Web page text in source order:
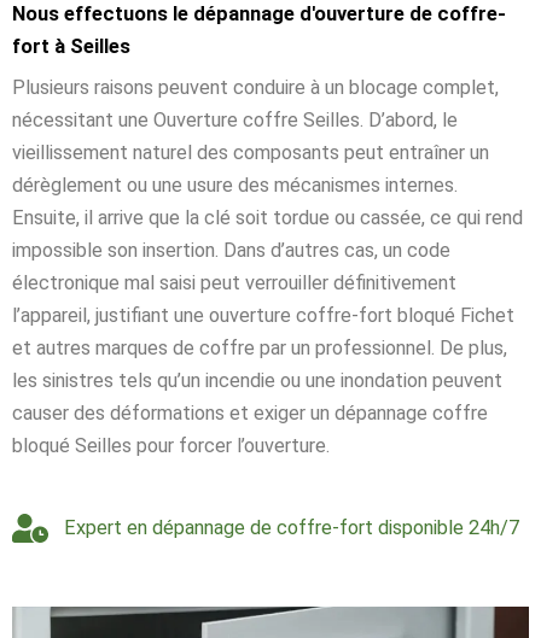
Nous effectuons le dépannage d'ouverture de coffre-
fort à Seilles
Plusieurs raisons peuvent conduire à un blocage complet,
nécessitant une Ouverture coffre Seilles. D’abord, le
vieillissement naturel des composants peut entraîner un
dérèglement ou une usure des mécanismes internes.
Ensuite, il arrive que la clé soit tordue ou cassée, ce qui rend
impossible son insertion. Dans d’autres cas, un code
électronique mal saisi peut verrouiller définitivement
l’appareil, justifiant une ouverture coffre-fort bloqué Fichet
et autres marques de coffre par un professionnel. De plus,
les sinistres tels qu’un incendie ou une inondation peuvent
causer des déformations et exiger un dépannage coffre
bloqué Seilles pour forcer l’ouverture.
Expert en dépannage de coffre-fort disponible 24h/7